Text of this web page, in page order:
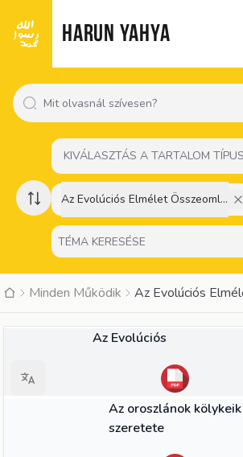
HARUN YAHYA
KIVÁLASZTÁS A TARTALOM
Az Evolúciós Elmélet Összeomlása
Minden Működik Az Evolúciós
Az Evolúciós
Az oroszlánok
szeretete